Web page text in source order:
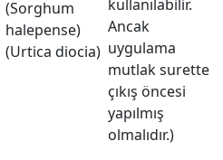
kullanılabilir.
Ancak
uygulama
mutlak surette
çıkış öncesi
yapılmış
olmalıdır.)
(Sorghum
halepense)
(Urtica diocia)